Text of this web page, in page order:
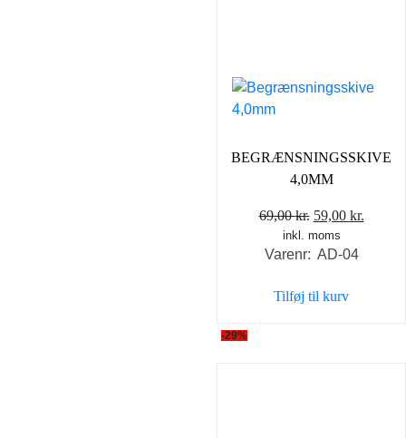
BEGRÆNSNINGSSKIVE
4,0MM
69,00kr. Den
oprindelige
pris
69,00 kr..
59,00 kr.
inkl. moms
Varenr: AD-04
Tilføj til kurv
-29%